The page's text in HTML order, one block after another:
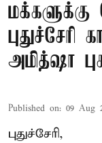
புதுச்சேரி
அமித்ஷா
Published on: 09 Aug
புதுச்சேரி,